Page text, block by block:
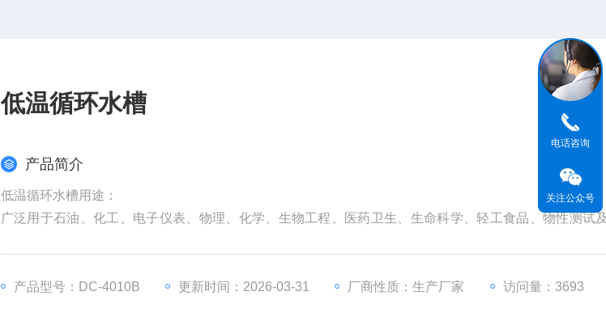
低温循环水槽
产品简介
低温循环水槽用途：
广泛用于石油、化工、电子仪表、物理、化学、生物工程、医药卫生、生命科学、轻工食品、物性测试
源。产品型号：DC-4010B 更新时间：2026-03-31 厂商性质：生产厂家 访问量：3693
电话咨询
关注公众号